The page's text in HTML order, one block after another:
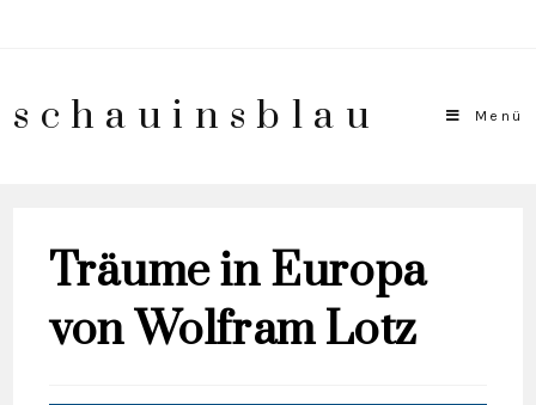
schauinsblau Menü
Träume in Europa
von Wolfram Lotz